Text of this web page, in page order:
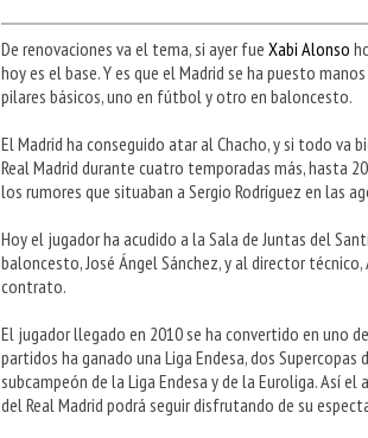
De renovaciones va el tema, si ayer fue Xabi Alonso
hoy es el base. Y es que el Madrid se ha puesto
pilares básicos, uno en fútbol y otro en baloncesto.
El Madrid ha conseguido atar al Chacho, y si todo
Real Madrid durante cuatro temporadas más, hasta
los rumores que situaban a Sergio Rodríguez en las
Hoy el jugador ha acudido a la Sala de Juntas del
baloncesto, José Ángel Sánchez, y al director
contrato.
El jugador llegado en 2010 se ha convertido en uno
partidos ha ganado una Liga Endesa, dos Supercopas
subcampeón de la Liga Endesa y de la Euroliga. Así
del Real Madrid podrá seguir disfrutando de su